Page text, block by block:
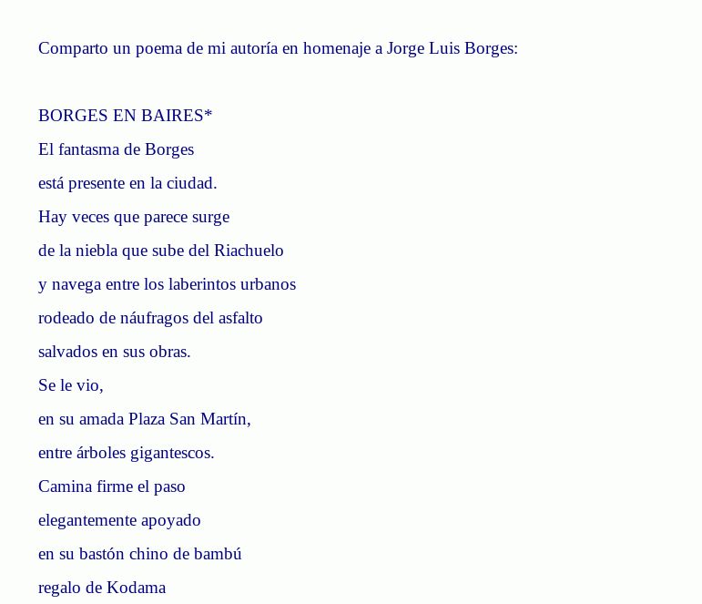
Comparto un poema de mi autoría en homenaje a Jorge Luis Borges:
BORGES EN BAIRES*
El fantasma de Borges
está presente en la ciudad.
Hay veces que parece surge
de la niebla que sube del Riachuelo
y navega entre los laberintos urbanos
rodeado de náufragos del asfalto
salvados en sus obras.
Se le vio,
en su amada Plaza San Martín,
entre árboles gigantescos.
Camina firme el paso
elegantemente apoyado
en su bastón chino de bambú
regalo de Kodama